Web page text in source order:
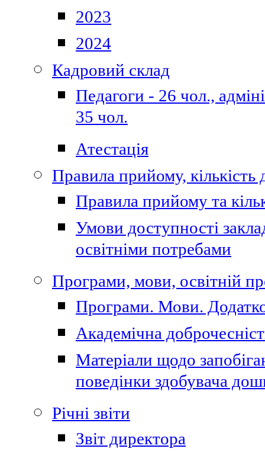
2023
2024
Кадровий склад
Педагоги - 26 чол.,
35 чол.
Атестація
Правила прийому, кількість
Правила прийому та
Умови доступності
освітніми потребами
Програми, мови, освітній
Програми. Мови.
Академічна
Матеріали щодо
поведінки здобувача
Річні звіти
Звіт директора